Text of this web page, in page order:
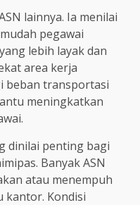
lainnya. Ia menilai
pegawai
lebih layak dan
area kerja
beban transportasi
meningkatkan
dinilai penting bagi
Banyak ASN
atau menempuh
kantor. Kondisi